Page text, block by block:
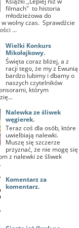
filmach" to historia
młodzieżowa do
wolny czas. Sprawdźcie
...
Wielki Konkurs
Mikołajkowy.
Święta coraz bliżej, a z
racji tego, że my z Ewunią
bardzo lubimy i dbamy o
naszych czytelników
którym
Nalewka ze śliwek
węgierek.
Teraz coś dla osób, które
uwielbiają nalewki.
Muszę się szczerze
przyznać, że nie mogę się
z nalewki ze śliwek
Komentarz za
komentarz.